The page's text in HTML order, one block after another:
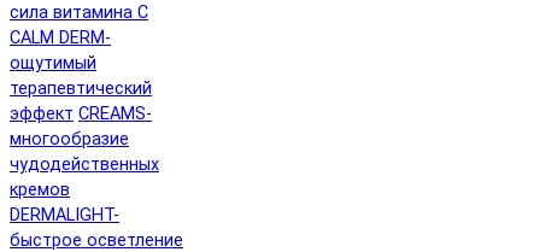
сила витамина C
CALM DERM-
ощутимый
терапевтический
эффект CREAMS-
многообразие
чудодейственных
кремов
DERMALIGHT-
быстрое осветление